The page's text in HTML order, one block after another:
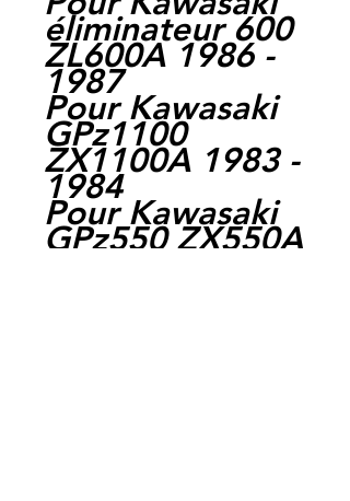
éliminateur 600
ZL600A 1986 -
1987
Pour Kawasaki
GPz1100
ZX1100A 1983 -
1984
Pour Kawasaki
GPz550 ZX550A